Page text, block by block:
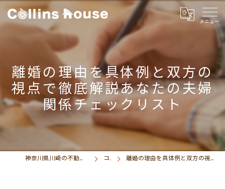
離婚の理由を具体例と双方の
視点で徹底解説あなたの夫婦
関係チェックリスト
神奈川県川崎の不動産売買なら株式会社コリンズハウス コラム 離婚の理由を具体例と双方の視点で徹底解説あなたの夫婦関係チェックリスト